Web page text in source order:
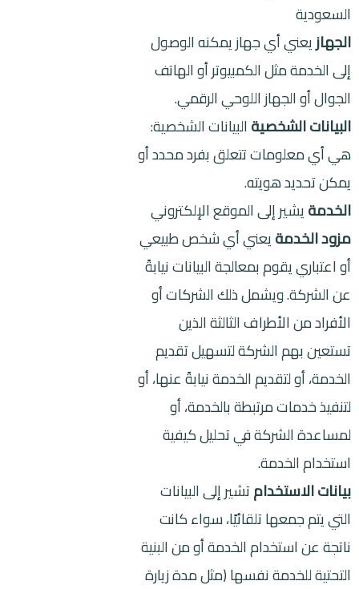
السعودية
الجهازيعني أي جهاز يمكنه الوصول
إلى الخدمة مثل الكمبيوتر أو الهاتف
الجوال أو الجهاز اللوحي الرقمي.
البيانات الشخصيةالبيانات الشخصية:
هي أي معلومات تتعلق بفرد محدد أو
يمكن تحديد هويته.
الخدمةيشير إلى الموقع الإلكتروني
مزود الخدمةيعني أي شخص طبيعي
أو اعتباري يقوم بمعالجة البيانات نيابةً
عن الشركة. ويشمل ذلك الشركات أو
الأفراد من الأطراف الثالثة الذين
تستعين بهم الشركة لتسهيل تقديم
الخدمة، أو لتقديم الخدمة نيابةً عنها، أو
لتنفيذ خدمات مرتبطة بالخدمة، أو
لمساعدة الشركة في تحليل كيفية
استخدام الخدمة.
بيانات الاستخدامتشير إلى البيانات
التي يتم جمعها تلقائيًا، سواء كانت
ناتجة عن استخدام الخدمة أو من البنية
التحتية للخدمة نفسها (مثل مدة زيارة